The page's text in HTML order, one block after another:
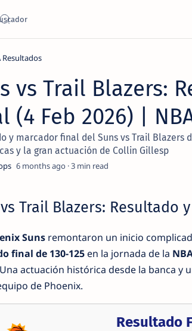
Resultados
vs Trail Blazers:
(4 Feb 2026) |
y marcador final del Suns vs Trail Blazers
y la gran actuación de Collin Gillesp
6 months ago 3
Trail Blazers: Resultado
Sunsremontaron un inicio
final de 130-125en la jornada de la
actuación histórica desde la banca y
de Phoenix.
Resultado